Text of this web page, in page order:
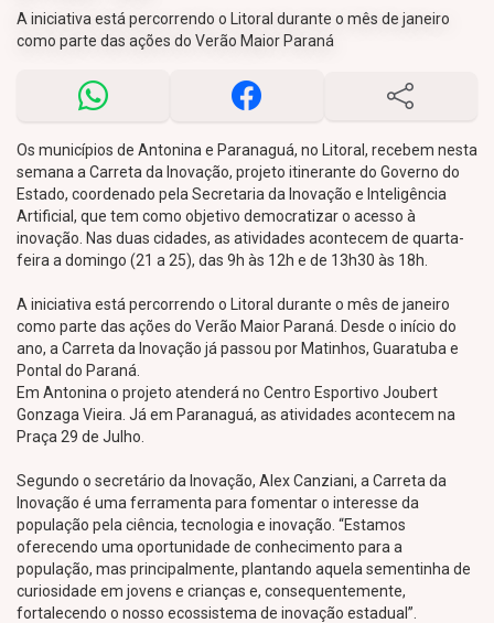
A iniciativa está percorrendo o Litoral durante o mês de janeiro
como parte das ações do Verão Maior Paraná
Os municípios de Antonina e Paranaguá, no Litoral, recebem nesta
semana a Carreta da Inovação, projeto itinerante do Governo do
Estado, coordenado pela Secretaria da Inovação e Inteligência
Artificial, que tem como objetivo democratizar o acesso à
inovação. Nas duas cidades, as atividades acontecem de quarta-
feira a domingo (21 a 25), das 9h às 12h e de 13h30 às 18h.
A iniciativa está percorrendo o Litoral durante o mês de janeiro
como parte das ações do Verão Maior Paraná. Desde o início do
ano, a Carreta da Inovação já passou por Matinhos, Guaratuba e
Pontal do Paraná.
Em Antonina o projeto atenderá no Centro Esportivo Joubert
Gonzaga Vieira. Já em Paranaguá, as atividades acontecem na
Praça 29 de Julho.
Segundo o secretário da Inovação, Alex Canziani, a Carreta da
Inovação é uma ferramenta para fomentar o interesse da
população pela ciência, tecnologia e inovação. “Estamos
oferecendo uma oportunidade de conhecimento para a
população, mas principalmente, plantando aquela sementinha de
curiosidade em jovens e crianças e, consequentemente,
fortalecendo o nosso ecossistema de inovação estadual”.